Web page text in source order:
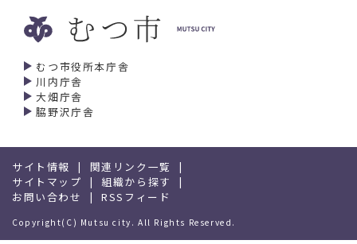
むつ市役所本庁舎
川内庁舎
大畑庁舎
脇野沢庁舎
サイト情報
関連リンク一覧
サイトマップ
組織から探す
お問い合わせ
RSSフィード
Copyright(C) Mutsu city. All Rights Reserved.